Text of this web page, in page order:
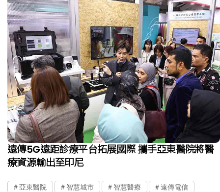
遠傳5G遠距診療平台拓展國際 攜手亞東醫院將醫
療資源輸出至印尼
亞東醫院 智慧城市 智慧醫療
遠傳電信